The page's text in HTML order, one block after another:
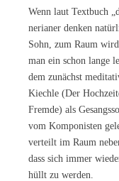
Wenn laut Text­buch
ne­ria­ner den­ken
Sohn, zum Raum
man ein schon lan­ge
dem zu­nächst
Kiech­le (Der
Frem­de) als
vom Kom­po­nis­ten
ver­teilt im Raum
dass sich im­mer
hüllt zu werden.